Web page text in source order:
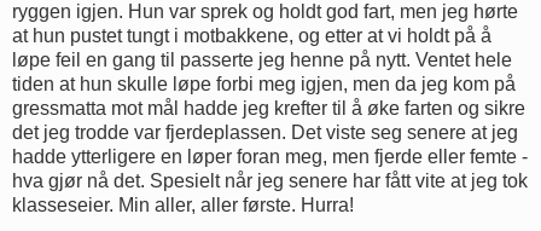
ryggen igjen. Hun var sprek og holdt god fart, men jeg hørte
at hun pustet tungt i motbakkene, og etter at vi holdt på å
løpe feil en gang til passerte jeg henne på nytt. Ventet hele
tiden at hun skulle løpe forbi meg igjen, men da jeg kom på
gressmatta mot mål hadde jeg krefter til å øke farten og sikre
det jeg trodde var fjerdeplassen. Det viste seg senere at jeg
hadde ytterligere en løper foran meg, men fjerde eller femte -
hva gjør nå det. Spesielt når jeg senere har fått vite at jeg tok
klasseseier. Min aller, aller første. Hurra!